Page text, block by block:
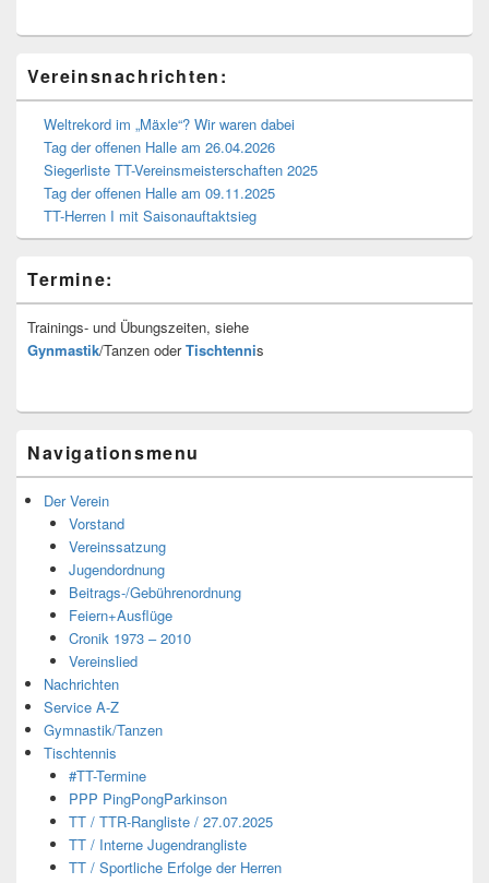
Seitenleisten-
Widgetbereich
Vereinsnachrichten:
Weltrekord im „Mäxle“? Wir waren dabei
Tag der offenen Halle am 26.04.2026
Siegerliste TT-Vereinsmeisterschaften 2025
Tag der offenen Halle am 09.11.2025
TT-Herren I mit Saisonauftaktsieg
Termine:
Trainings- und Übungszeiten, siehe
Gynmastik/Tanzen oderTischtennis
Navigationsmenu
Der Verein
Vorstand
Vereinssatzung
Jugendordnung
Beitrags-/Gebührenordnung
Feiern+Ausflüge
Cronik 1973 – 2010
Vereinslied
Nachrichten
Service A-Z
Gymnastik/Tanzen
Tischtennis
#TT-Termine
PPP PingPongParkinson
TT / TTR-Rangliste / 27.07.2025
TT / Interne Jugendrangliste
TT / Sportliche Erfolge der Herren